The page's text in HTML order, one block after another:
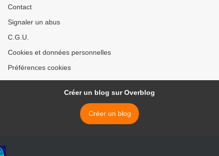
Contact
Signaler un abus
C.G.U.
Cookies et données personnelles
Préférences cookies
Créer un blog sur Overblog
Créer un blog